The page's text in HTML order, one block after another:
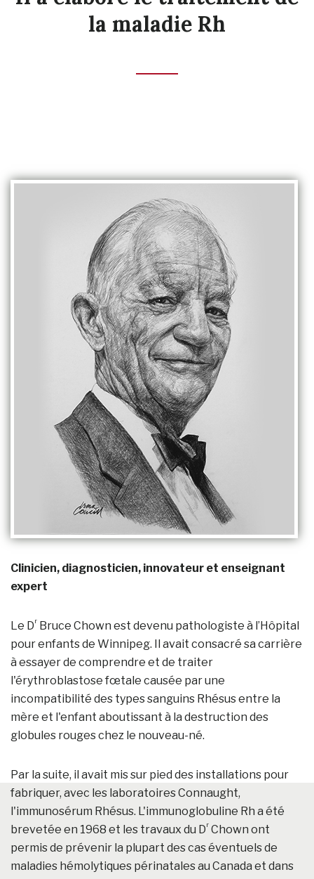
la maladie Rh
Clinicien, diagnosticien, innovateur et enseignant
expert
Le Dr Bruce Chown est devenu pathologiste à l’Hôpital
pour enfants de Winnipeg. Il avait consacré sa carrière
à essayer de comprendre et de traiter
l'érythroblastose fœtale causée par une
incompatibilité des types sanguins Rhésus entre la
mère et l'enfant aboutissant à la destruction des
globules rouges chez le nouveau-né.
Par la suite, il avait mis sur pied des installations pour
fabriquer, avec les laboratoires Connaught,
l'immunosérum Rhésus. L'immunoglobuline Rh a été
brevetée en 1968 et les travaux du Dr Chown ont
permis de prévenir la plupart des cas éventuels de
maladies hémolytiques périnatales au Canada et dans